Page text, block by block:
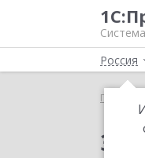
Россия
Главная